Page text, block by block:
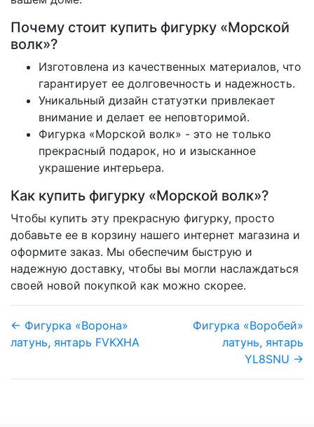
Почему стоит купить фигурку «Морской
волк»?
Изготовлена из качественных материалов, что
гарантирует ее долговечность и надежность.
Уникальный дизайн статуэтки привлекает
внимание и делает ее неповторимой.
Фигурка «Морской волк» - это не только
прекрасный подарок, но и изысканное
украшение интерьера.
Как купить фигурку «Морской волк»?
Чтобы купить эту прекрасную фигурку, просто
добавьте ее в корзину нашего интернет магазина и
оформите заказ. Мы обеспечим быструю и
надежную доставку, чтобы вы могли наслаждаться
своей новой покупкой как можно скорее.
← Фигурка «Ворона»
латунь, янтарь FVKXHA
Фигурка «Воробей»
латунь, янтарь
YL8SNU →